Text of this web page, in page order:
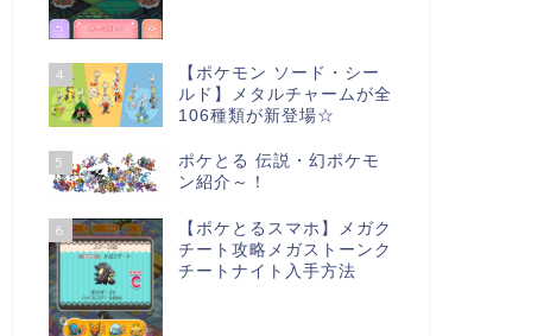
4
【ポケモン ソード・シー
ルド】メタルチャームが全
106種類が新登場☆
5
ポケとる 伝説・幻ポケモ
ン紹介～！
6
【ポケとるスマホ】メガク
チート攻略メガストーンク
チートナイト入手方法